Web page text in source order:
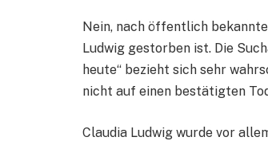
Nein, nach öffentlich
Ludwig gestorben ist. Die
heute“ bezieht sich sehr
nicht auf einen bestätigten
Claudia Ludwig wurde vor